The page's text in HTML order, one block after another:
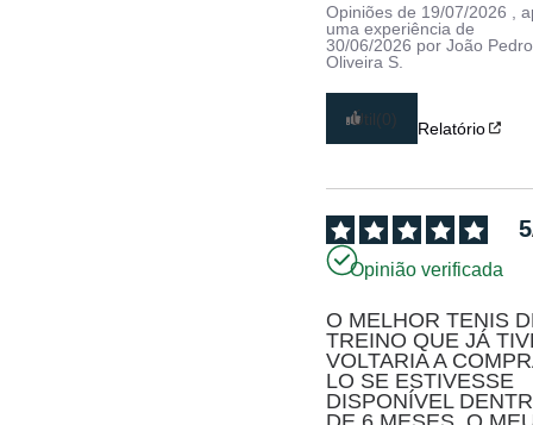
Opiniões de 19/07/2026
,
uma experiência de
30/06/2026 porJoão Pedro
Oliveira S.
Útil(0) Relatório
5
Opinião verificada
O MELHOR TENIS
TREINO QUE JÁ
VOLTARIA A
LO SE ESTIVESSE
DISPONÍVEL